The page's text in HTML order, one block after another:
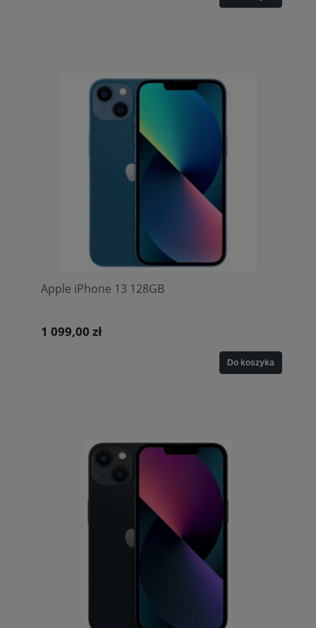
Apple iPhone 13 128GB
1 099,00 zł
Do koszyka